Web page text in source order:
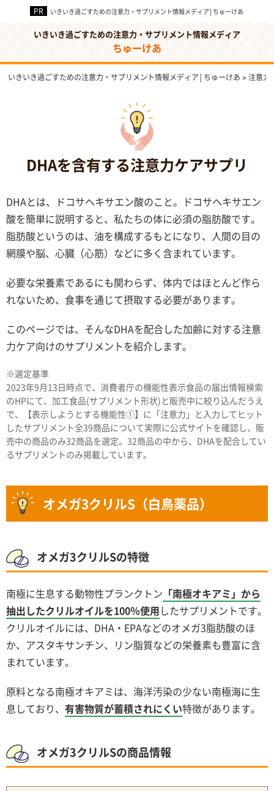
いきいき過ごすための注意力・サプリメント情報メディア│ちゅーけあ
いきいき過ごすための注意力・サプリメント情報メディア
ちゅーけあ
いきいき過ごすための注意力・サプリメント情報メディア│ちゅーけあ »注意力
DHAを含有する注意力ケアサプリ
DHAとは、ドコサヘキサエン酸のこと。ドコサヘキサエン
酸を簡単に説明すると、私たちの体に必須の脂肪酸です。
脂肪酸というのは、油を構成するもとになり、人間の目の
網膜や脳、心臓（心筋）などに多く含まれています。
必要な栄養素であるにも関わらず、体内ではほとんど作ら
れないため、食事を通じて摂取する必要があります。
このページでは、そんなDHAを配合した加齢に対する注意
力ケア向けのサプリメントを紹介します。
※選定基準
2023年9月13日時点で、消費者庁の機能性表示食品の届出情報検索
のHPにて、加工食品(サプリメント形状)と販売中に絞り込んだうえ
で、【表示しようとする機能性①】に「注意力」と入力してヒット
したサプリメント全39商品について実際に公式サイトを確認し、販
売中の商品のみ32商品を選定。32商品の中から、DHAを配合してい
るサプリメントのみ掲載しています。
オメガ3クリルS（白鳥薬品）
オメガ3クリルSの特徴
南極に生息する動物性プランクトン 「南極オキアミ」から
抽出したクリルオイルを100％使用したサプリメントです。
クリルオイルには、DHA・EPAなどのオメガ3脂肪酸のほ
か、アスタキサンチン、リン脂質などの栄養素も豊富に含
まれています。
原料となる南極オキアミは、海洋汚染の少ない南極海に生
息しており、 有害物質が蓄積されにくい特徴があります。
オメガ3クリルSの商品情報